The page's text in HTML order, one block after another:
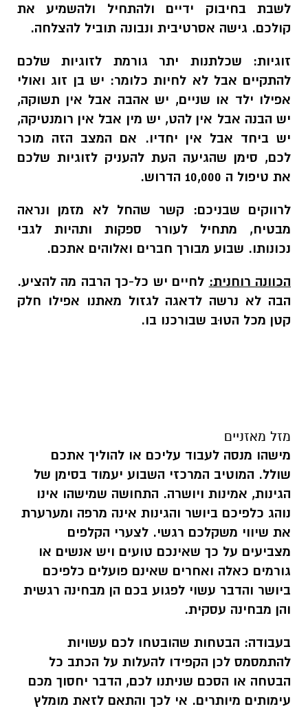
לשבת בחיבוק ידיים ולהתחיל ולהשמיע את
קולכם. גישה אסרטיבית ונבונה תוביל להצלחה.
זוגיות: שכלתנות יתר גורמת לזוגיות שלכם
להתקיים אבל לא לחיות כלומר: יש בן זוג ואולי
אפילו ילד או שניים, יש אהבה אבל אין תשוקה,
יש הבנה אבל אין להט, יש מין אבל אין רומנטיקה,
יש ביחד אבל אין יחדיו. אם המצב הזה מוכר
לכם, סימן שהגיעה העת להעניק לזוגיות שלכם
את טיפול ה 10,000 הדרוש.
לרווקים שבניכם:
קשר שהחל לא מזמן ונראה
מבטיח, מתחיל לעורר ספקות ותהיות לגבי
נכונותו. שבוע מבורך חברים ואלוהים אתכם.
הכוונה רוחנית: לחיים יש כל-כך הרבה מה להציע.
הבה לא נרשה לדאגה לגזול מאתנו אפילו חלק
קטן מכל הטוּב שבורכנו בו.
מזל מאזניים
מישהו מנסה לעבוד עליכם או להוליך אתכם
שולל. המוטיב המרכזי השבוע יעמוד בסימן של
הגינות, אמינות ויושרה. התחושה שמישהו אינו
נוהג כלפיכם ביושר והגינות אינה מרפה ומערערת
את שיווי משקלכם רגשי. לצערי הקלפים
מצביעים על כך שאינכם טועים ויש אנשים או
גורמים כאלה ואחרים שאינם פועלים כלפיכם
ביושר והדבר עשוי לפגוע בכם הן מבחינה רגשית
והן מבחינה עסקית.
בעבודה: הבטחות שהובטחו לכם עשויות
להתמסמס לכן הקפידו להעלות על הכתב כל
הבטחה או הסכם שניתנו לכם, הדבר יחסוך מכם
עימותים מיותרים. אי לכך והתאם לזאת מומלץ